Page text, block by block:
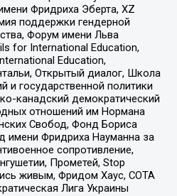
Фридриха Эберта, XZ
поддержки гендерной
Форум имени Льва
for International Education,
Education,
Открытый диалог, Школа
государственной политики
канадский демократический
отношений им Нормана
Свобод, Фонд Бориса
имени Фридриха Науманна за
сопротивление,
Прометей, Stop
живым, Фридом Хаус, СОТА
Лига Украины